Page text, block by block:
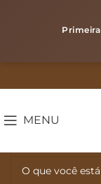
MENU